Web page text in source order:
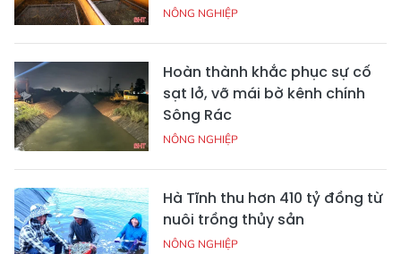
NÔNG NGHIỆP
Hoàn thành khắc phục sự cố
sạt lở, vỡ mái bờ kênh chính
Sông Rác
NÔNG NGHIỆP
Hà Tĩnh thu hơn 410 tỷ đồng từ
nuôi trồng thủy sản
NÔNG NGHIỆP